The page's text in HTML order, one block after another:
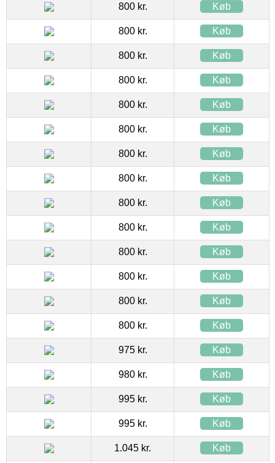
800 kr. Køb
800 kr. Køb
800 kr. Køb
800 kr. Køb
800 kr. Køb
800 kr. Køb
800 kr. Køb
800 kr. Køb
800 kr. Køb
800 kr. Køb
800 kr. Køb
800 kr. Køb
800 kr. Køb
800 kr. Køb
975 kr. Køb
980 kr. Køb
995 kr. Køb
995 kr. Køb
1.045 kr. Køb